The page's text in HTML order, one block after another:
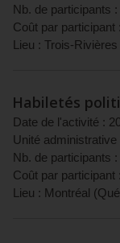
Nb. de participants :
Coût par participant :
Lieu : Trois-Rivières
Habiletés
Date de l'activité :
Unité administrative
Nb. de participants :
Coût par participant :
Lieu : Montréal (